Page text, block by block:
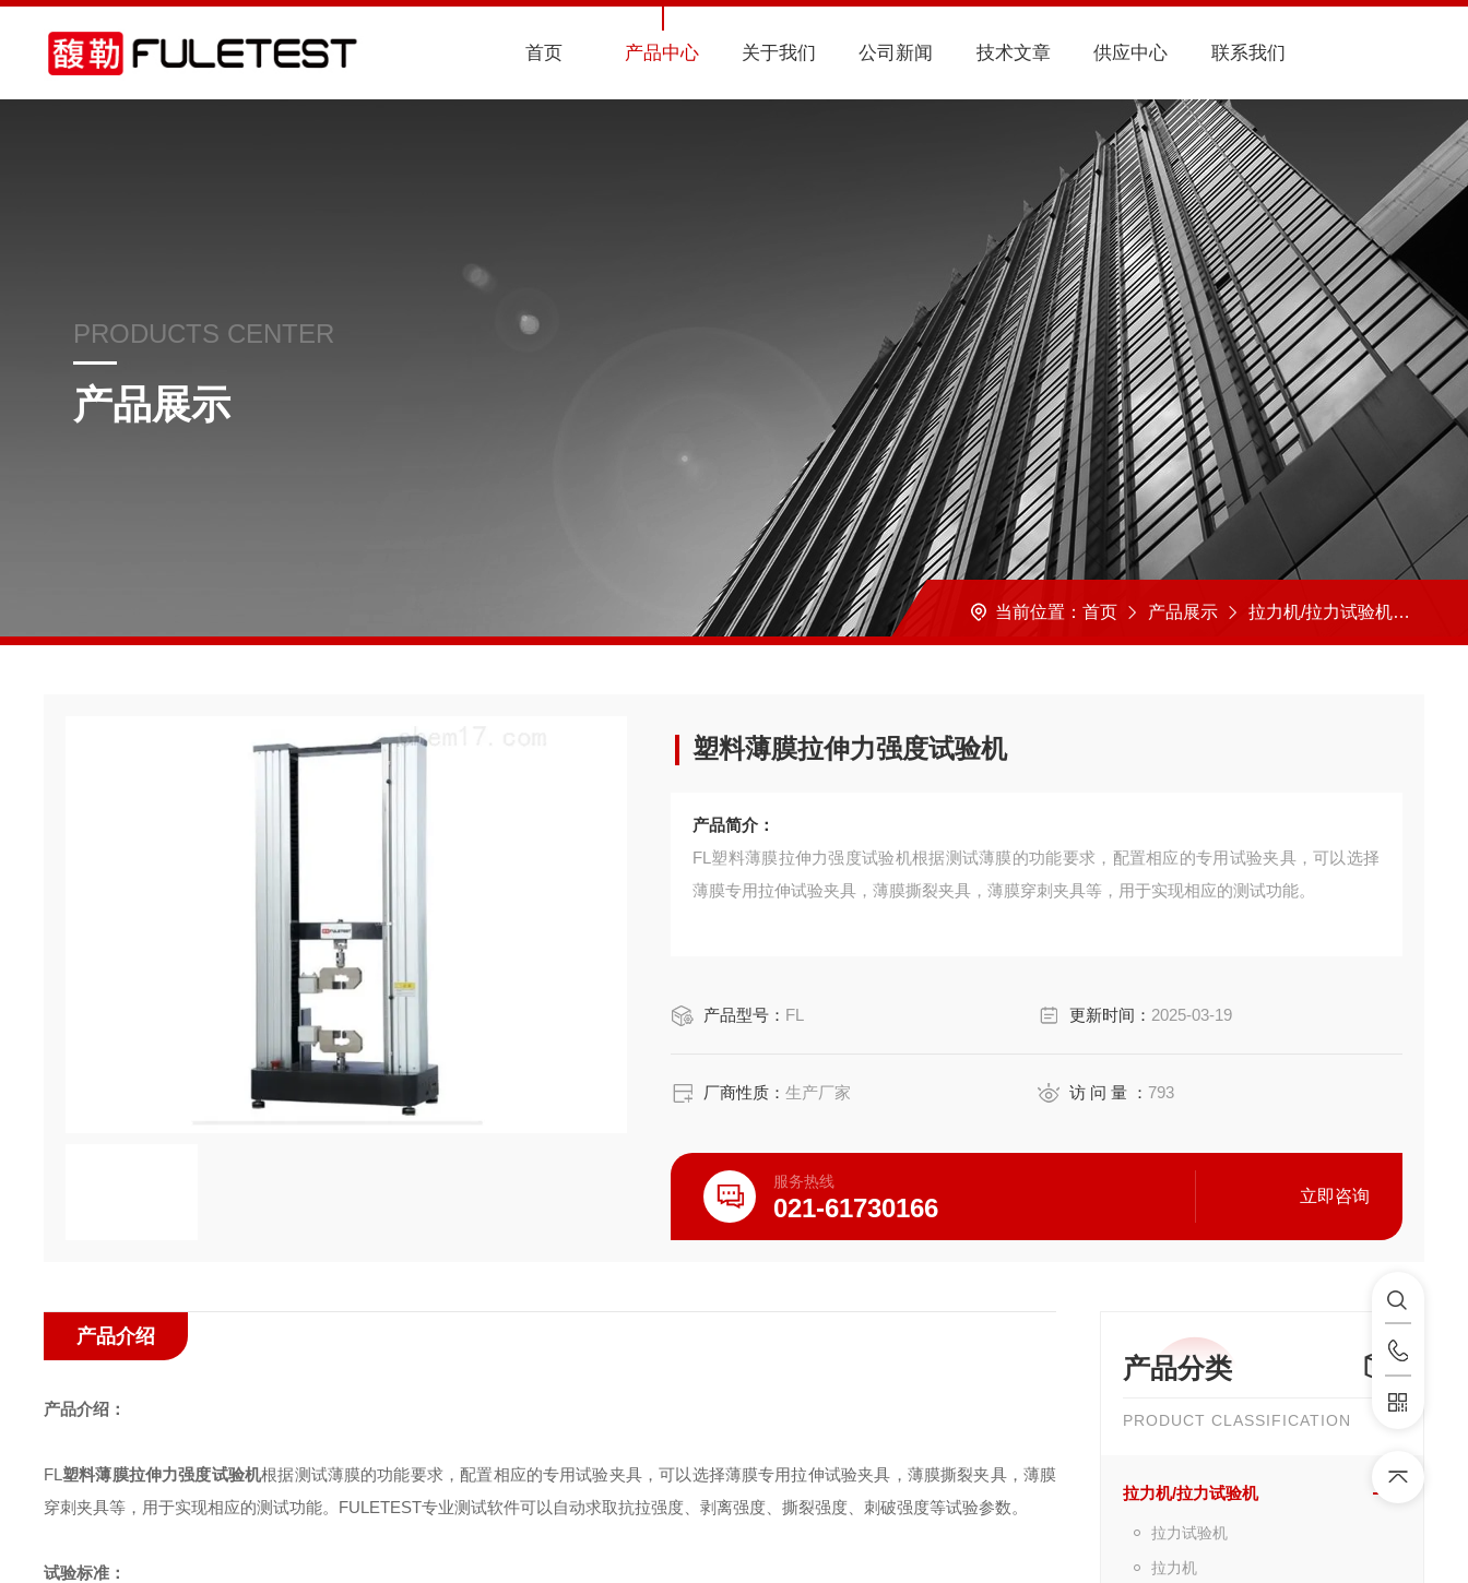
首页 产品中心 关于我们 公司新闻 技术文章 供应中心 联系我们
PRODUCTS CENTER
产品展示
当前位置： 首页 产品展示 拉力机/拉力试验机
塑料薄膜拉伸力强度试验机
产品简介：
FL塑料薄膜拉伸力强度试验机根据测试薄膜的功能要求，配置相应的专用试验夹具，可以选择
薄膜专用拉伸试验夹具，薄膜撕裂夹具，薄膜穿刺夹具等，用于实现相应的测试功能。
产品型号： FL 更新时间： 2025-03-19
厂商性质：生产厂家 访 问 量 ： 793
服务热线
021-61730166 立即咨询
产品分类
PRODUCT CLASSIFICATION
拉力机/拉力试验机
拉力试验机
拉力机
产品介绍
产品介绍：
FL 塑料薄膜拉伸力强度试验机根据测试薄膜的功能要求 ，配置相应的专用试验夹具 ，可以选择薄膜专用拉伸试验夹具 ， 薄膜撕裂夹具， 薄膜
穿刺夹具等 ， 用于实现相应的测试功能。 FULETEST专业测试软件可以自动求取抗拉强度、剥离强度、撕裂强度、刺破强度等试验参数。
试验标准：